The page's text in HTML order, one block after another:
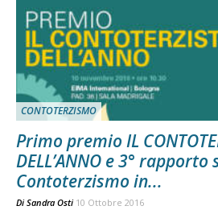
CONTOTERZISMO
Primo premio IL
DELL’ANNO e 3° rapporto
Contoterzismo in...
Di Sandra Osti 10 Ottobre 2016